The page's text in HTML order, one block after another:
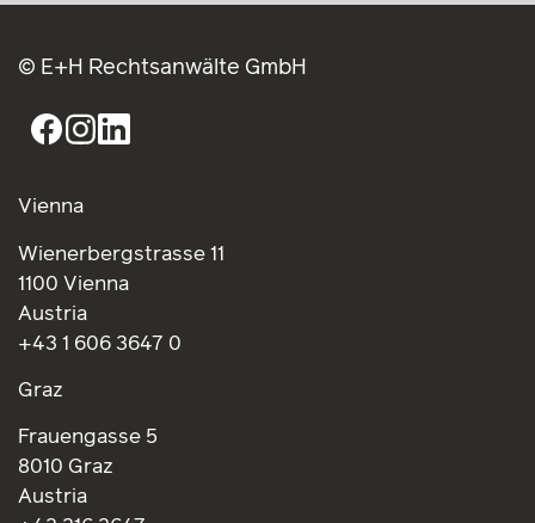
© E+H Rechtsanwälte GmbH
Vienna
Wienerbergstrasse 11
1100 Vienna
Austria
+43 1 606 3647 0
Graz
Frauengasse 5
8010 Graz
Austria